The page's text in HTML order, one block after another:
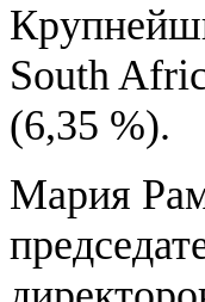
South
(6,35 %).
Мария